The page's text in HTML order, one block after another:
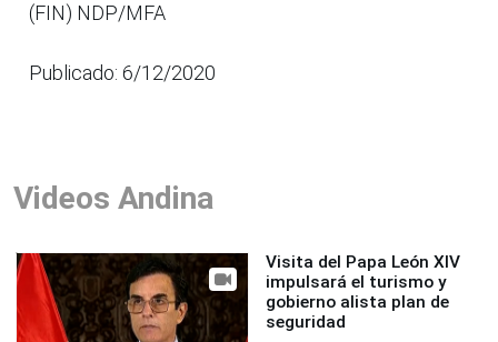
(FIN) NDP/MFA
Publicado: 6/12/2020
Videos Andina
Visita del Papa León XIV
impulsará el turismo y
gobierno alista plan de
seguridad